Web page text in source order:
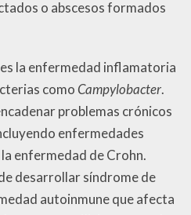
o abscesos formados
la enfermedad inflamatoria
comoCampylobacter.
problemas crónicos
enfermedades
enfermedad de Crohn.
desarrollar síndrome de
autoinmune que afecta